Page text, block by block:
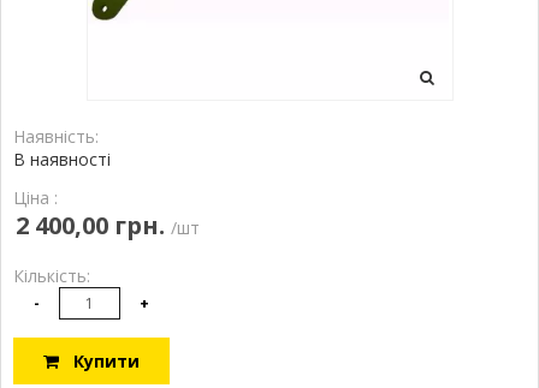
Наявність:
В наявності
Ціна :
2 400,00 грн. /шт
Кількість:
- +
Купити